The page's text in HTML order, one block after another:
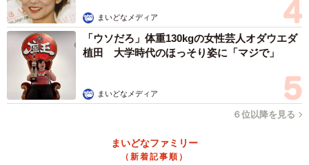
ーー生理の血液が原因の汚れはよくあるのでしょうか。
「はい。当社で回収させていただくリネンの中には、枚数
は少ないですが、ほぼ毎日ございます」
ーーかなり多くの出血がある場合もありますが、汚れは落
「はい。きれいに洗濯することが可能です。一般的な汚れ
まいどなメディア
「ウソだろ」体重130kgの女性芸人オダウエダ
植田 大学時代のほっそり姿に「マジで」
まいどなメディア
６位以降を見る
まいどなファミリー
（新着記事順）